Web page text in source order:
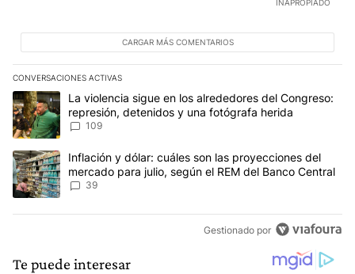
INAPROPIADO
CARGAR MÁS COMENTARIOS
CONVERSACIONES ACTIVAS
Este listado muestra los artículos con más comentarios en los
Un artículo de tendencia con el título "La violencia sigue en los
La violencia sigue en los alrededores del Congreso:
represión, detenidos y una fotógrafa herida
109
Un artículo de tendencia con el título "Inflación y dólar: cuáles
Inflación y dólar: cuáles son las proyecciones del
mercado para julio, según el REM del Banco Central
39
Gestionado por